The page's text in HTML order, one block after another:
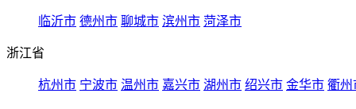
临沂市 德州市 聊城市 滨州市 菏泽市
浙江省
杭州市 宁波市 温州市 嘉兴市 湖州市 绍兴市 金华市 衢州